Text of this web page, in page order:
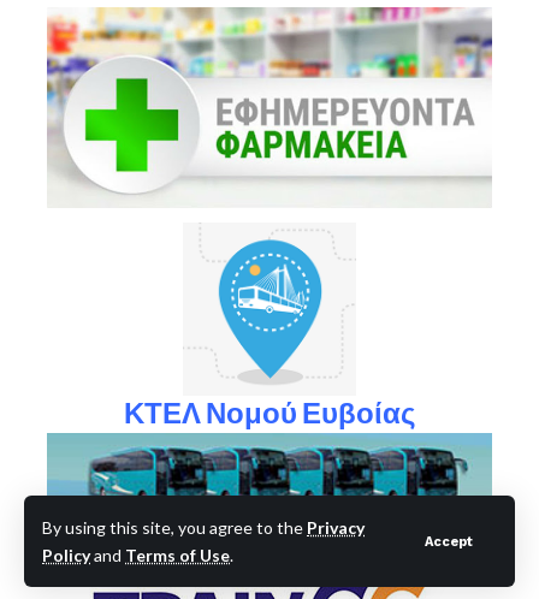
By using this site, you agree to the Privacy
Policyand Terms of Use.
Accept
ΚΤΕΛ Νομού Ευβοίας
Δρομολόγια ΟΣΕ Χαλκίδας